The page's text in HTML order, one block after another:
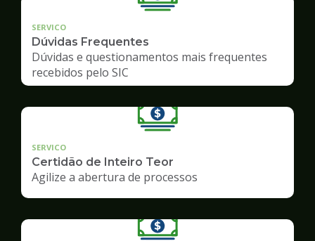
SERVICO
Dúvidas Frequentes
Dúvidas e questionamentos mais frequentes
recebidos pelo SIC
SERVICO
Certidão de Inteiro Teor
Agilize a abertura de processos